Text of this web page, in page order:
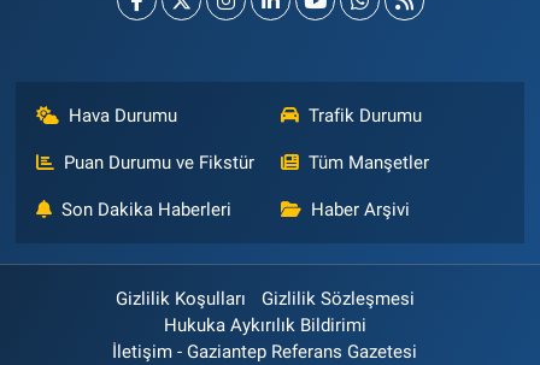
Hava Durumu Trafik Durumu
Puan Durumu ve Fikstür Tüm Manşetler
Son Dakika Haberleri Haber Arşivi
Gizlilik Koşulları
Gizlilik Sözleşmesi
Hukuka Aykırılık Bildirimi
İletişim - Gaziantep Referans Gazetesi